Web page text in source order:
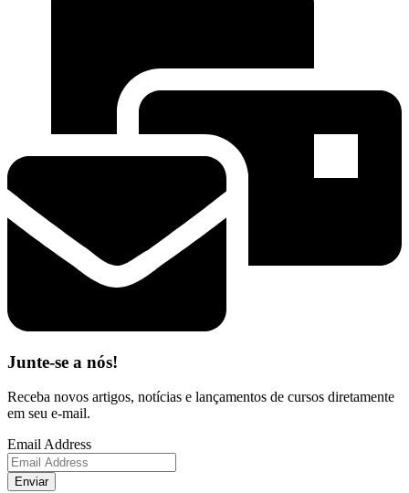
Junte-se a nós!
Receba novos artigos, notícias e lançamentos de cursos diretamente
em seu e-mail.
Email Address
Enviar